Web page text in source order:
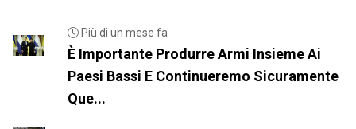
Più di un mese fa
È Importante Produrre Armi Insieme Ai
Paesi Bassi E Continueremo Sicuramente
Que...